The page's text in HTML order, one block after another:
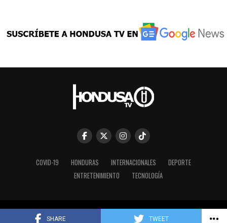
SHARE TWEET
COVID-19 HONDURAS INTERNACIONALES
DEPORTE
ENTRETENIMIENTO
TECNOLOGÍA
Copyright © 2023 HONDUSA TV INC.